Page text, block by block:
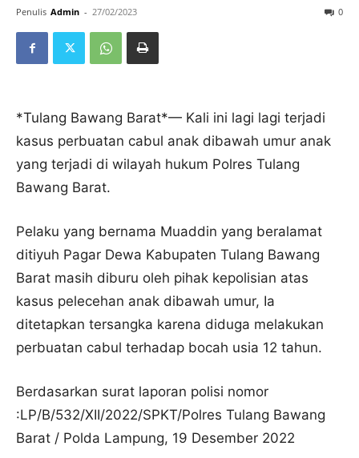
Penulis Admin - 27/02/2023 0
*Tulang Bawang Barat*— Kali ini lagi lagi terjadi
kasus perbuatan cabul anak dibawah umur anak
yang terjadi di wilayah hukum Polres Tulang
Bawang Barat.
Pelaku yang bernama Muaddin yang beralamat
ditiyuh Pagar Dewa Kabupaten Tulang Bawang
Barat masih diburu oleh pihak kepolisian atas
kasus pelecehan anak dibawah umur, Ia
ditetapkan tersangka karena diduga melakukan
perbuatan cabul terhadap bocah usia 12 tahun.
Berdasarkan surat laporan polisi nomor
:LP/B/532/XII/2022/SPKT/Polres Tulang Bawang
Barat / Polda Lampung, 19 Desember 2022